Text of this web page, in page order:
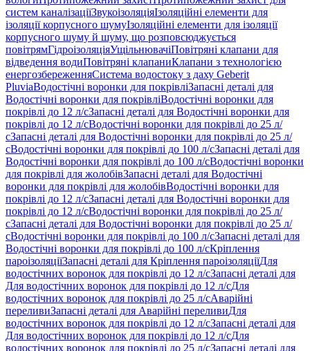
систем каналізаціїЗвукоізоляціяІзоляційні елементи для
ізоляції корпусного шумуІзоляційні елементи для ізоляції
корпусного шуму й шуму, що розповсюджується
повітрямГідроізоляціяУщільнювачіПовітряні клапани для
відведення водиПовітряні клапаниКлапани з технологією
енергозбереженняСистема водостоку з даху Geberit
PluviaВодостічні воронки для покрівліЗапасні деталі для
Водостічні воронки для покрівліВодостічні воронки для
покрівлі до 12 л/сЗапасні деталі для Водостічні воронки для
покрівлі до 12 л/сВодостічні воронки для покрівлі до 25 л/
сЗапасні деталі для Водостічні воронки для покрівлі до 25 л/
сВодостічні воронки для покрівлі до 100 л/сЗапасні деталі для
Водостічні воронки для покрівлі до 100 л/сВодостічні воронки
для покрівлі для жолобівЗапасні деталі для Водостічні
воронки для покрівлі для жолобівВодостічні воронки для
покрівлі до 12 л/сЗапасні деталі для Водостічні воронки для
покрівлі до 12 л/сВодостічні воронки для покрівлі до 25 л/
сЗапасні деталі для Водостічні воронки для покрівлі до 25 л/
сВодостічні воронки для покрівлі до 100 л/сЗапасні деталі для
Водостічні воронки для покрівлі до 100 л/сКріплення
пароізоляціїЗапасні деталі для Кріплення пароізоляціїДля
водостічних воронок для покрівлі до 12 л/сЗапасні деталі для
Для водостічних воронок для покрівлі до 12 л/сДля
водостічних воронок для покрівлі до 25 л/сАварійні
переливиЗапасні деталі для Аварійні переливиДля
водостічних воронок для покрівлі до 12 л/сЗапасні деталі для
Для водостічних воронок для покрівлі до 12 л/сДля
водостічних воронок для покрівлі до 25 л/сЗапасні деталі для